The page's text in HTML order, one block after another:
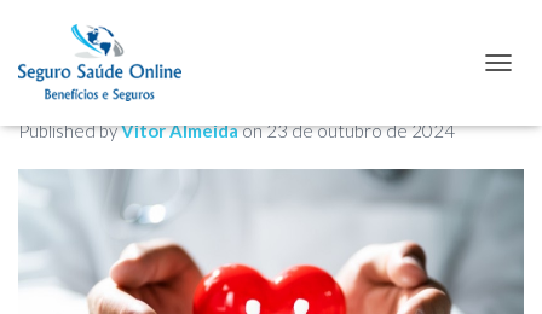
Plano de Saúde PME em Belém:
Guia para Empresas
Published byVitor Almeidaon23 de outubro de 2024